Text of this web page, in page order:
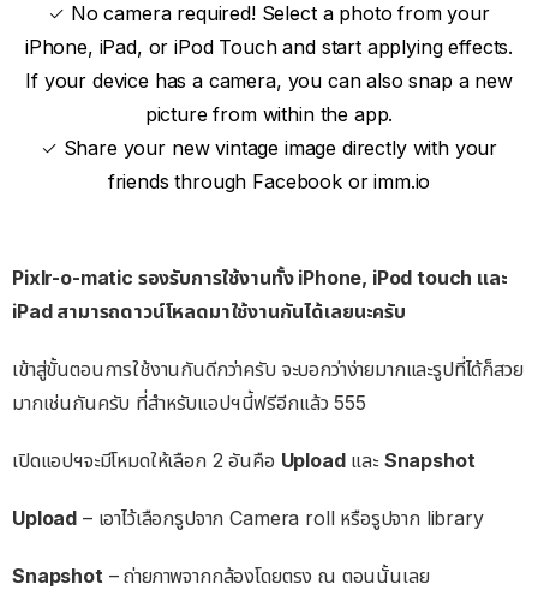
✓ No camera required! Select a photo from your
iPhone, iPad, or iPod Touch and start applying effects.
If your device has a camera, you can also snap a new
picture from within the app.
✓ Share your new vintage image directly with your
friends through Facebook or imm.io
Pixlr-o-matic รองรับการใช้งานทั้ง iPhone, iPod touch และ
iPad สามารถดาวน์โหลดมาใช้งานกันได้เลยนะครับ
เข้าสู่ขั้นตอนการใช้งานกันดีกว่าครับ จะบอกว่าง่ายมากและรูปที่ได้ก็สวย
มากเช่นกันครับ ที่สำหรับแอปฯนี้ฟรีอีกแล้ว 555
เปิดแอปฯจะมีโหมดให้เลือก 2 อันคือ Uploadและ Snapshot
Upload – เอาไว้เลือกรูปจาก Camera roll หรือรูปจาก library
Snapshot– ถ่ายภาพจากกล้องโดยตรง ณ ตอนนั้นเลย